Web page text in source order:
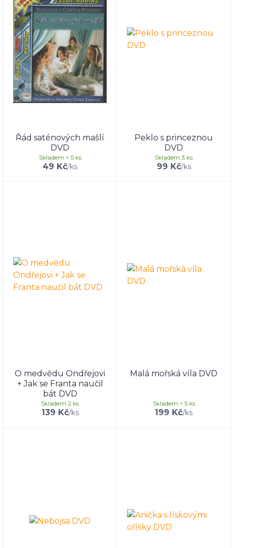
Řád saténových mašlí
DVD
49 Kč/ks
Skladem > 5 ks
Peklo s princeznou
DVD
99 Kč/ks
Skladem 3 ks
O medvědu Ondřejovi
+ Jak se Franta naučil
bát DVD
139 Kč/ks
Skladem 2 ks
Malá mořská víla DVD
199 Kč/ks
Skladem > 5 ks